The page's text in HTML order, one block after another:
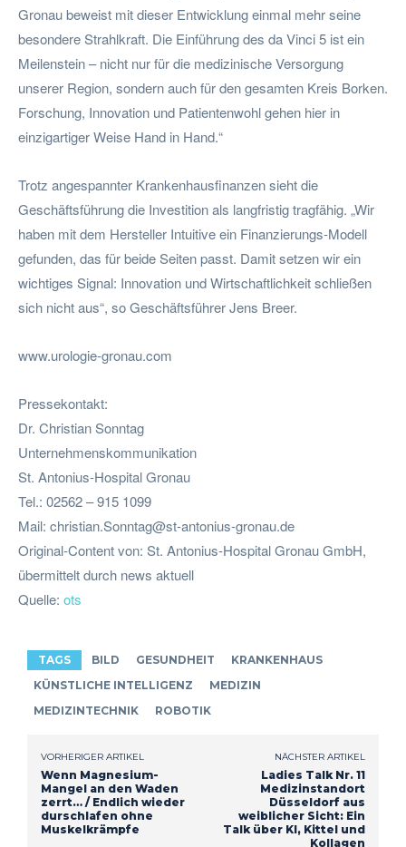
Gronau beweist mit dieser Entwicklung einmal mehr seine
besondere Strahlkraft. Die Einführung des da Vinci 5 ist ein
Meilenstein – nicht nur für die medizinische Versorgung
unserer Region, sondern auch für den gesamten Kreis Borken.
Forschung, Innovation und Patientenwohl gehen hier in
einzigartiger Weise Hand in Hand.“
Trotz angespannter Krankenhausfinanzen sieht die
Geschäftsführung die Investition als langfristig tragfähig. „Wir
haben mit dem Hersteller Intuitive ein Finanzierungs-Modell
gefunden, das für beide Seiten passt. Damit setzen wir ein
wichtiges Signal: Innovation und Wirtschaftlichkeit schließen
sich nicht aus“, so Geschäftsführer Jens Breer.
www.urologie-gronau.com
Pressekontakt:
Dr. Christian Sonntag
Unternehmenskommunikation
St. Antonius-Hospital Gronau
Tel.: 02562 – 915 1099
Mail: christian.Sonntag@st-antonius-gronau.de
Original-Content von: St. Antonius-Hospital Gronau GmbH,
übermittelt durch news aktuell
Quelle: ots
TAGS BILD GESUNDHEIT
KRANKENHAUS
KÜNSTLICHE INTELLIGENZ
MEDIZIN
MEDIZINTECHNIK
ROBOTIK
VORHERIGER ARTIKEL
Wenn Magnesium-
Mangel an den Waden
zerrt… / Endlich wieder
durschlafen ohne
Muskelkrämpfe
NÄCHSTER ARTIKEL
Ladies Talk Nr. 11
Medizinstandort
Düsseldorf aus
weiblicher Sicht: Ein
Talk über KI, Kittel und
Kollagen